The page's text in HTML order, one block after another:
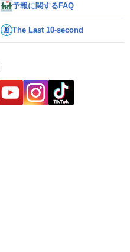
予報に関するFAQ
The Last 10-second